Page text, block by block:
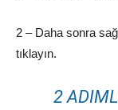
2 – Daha sonra
tıklayın.
2